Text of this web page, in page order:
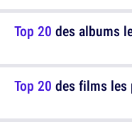
Top 20 des albums
Top 20 des films les